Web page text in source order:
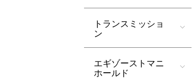
トランスミッショ
ン
エギゾーストマニ
ホールド